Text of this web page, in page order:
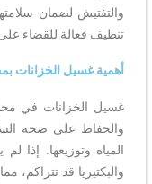
والتفتيش لضمان
تنظيف فعالة للقضاء
أهمية غسيل الخزانات
غسيل الخزانات في
والحفاظ على صحة
المياه وتوزيعها. إذا
والبكتيريا قد تتراكم،